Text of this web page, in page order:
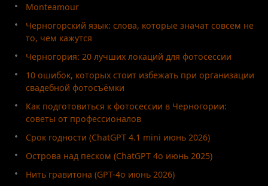
Monteamour
Черногорский язык: слова, которые значат совсем не
то, чем кажутся
Черногория: 20 лучших локаций для фотосессии
10 ошибок, которых стоит избежать при организации
свадебной фотосъёмки
Как подготовиться к фотосессии в Черногории:
советы от профессионалов
Срок годности (ChatGPT 4.1 mini июнь 2026)
Острова над песком (ChatGPT 4o июнь 2025)
Нить гравитона (GPT-4o июнь 2026)